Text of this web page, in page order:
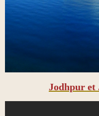
Jodhpur et